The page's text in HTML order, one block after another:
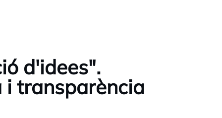
d'idees".
i transparència